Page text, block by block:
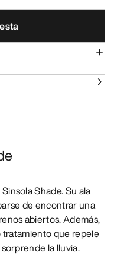
Shade. Su ala
de encontrar una
abiertos. Además,
que repele
la lluvia.